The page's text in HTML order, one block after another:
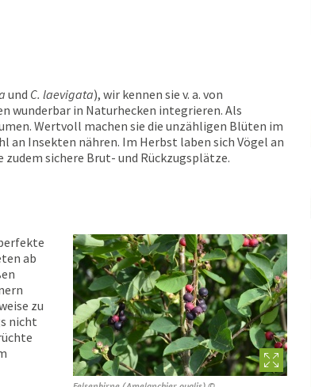
und C. laevigata), wir kennen sie v. a. von
wunderbar in Naturhecken integrieren. Als
Wertvoll machen sie die unzähligen Blüten im
an Insekten nähren. Im Herbst laben sich Vögel an
sichere Brut- und Rückzugsplätze.
ab
zu
nicht